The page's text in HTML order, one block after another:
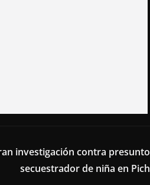
investigación contra presunto
secuestrador de niña en Pich